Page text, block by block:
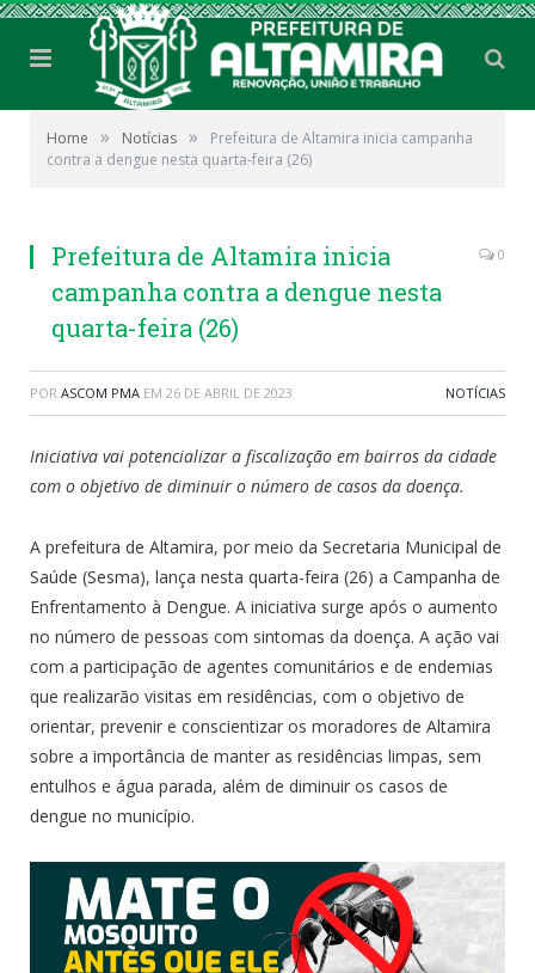
Home » Notícias »
Prefeitura de Altamira inicia campanha
contra a dengue nesta quarta-feira (26)
Prefeitura de Altamira inicia
campanha contra a dengue nesta
quarta-feira (26)
0
POR ASCOM PMA EM 26 DE ABRIL DE 2023 NOTÍCIAS
Iniciativa vai potencializar a fiscalização em bairros da cidade
com o objetivo de diminuir o número de casos da doença.
A prefeitura de Altamira, por meio da Secretaria Municipal de
Saúde (Sesma), lança nesta quarta-feira (26) a Campanha de
Enfrentamento à Dengue. A iniciativa surge após o aumento
no número de pessoas com sintomas da doença. A ação vai
com a participação de agentes comunitários e de endemias
que realizarão visitas em residências, com o objetivo de
orientar, prevenir e conscientizar os moradores de Altamira
sobre a importância de manter as residências limpas, sem
entulhos e água parada, além de diminuir os casos de
dengue no município.